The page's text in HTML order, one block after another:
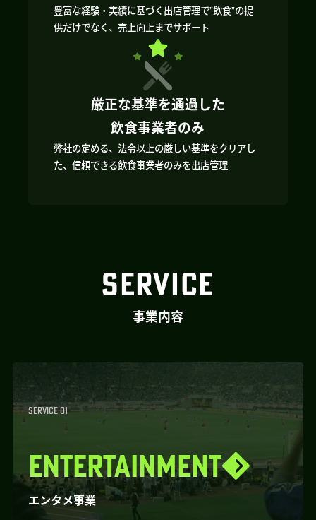
豊富な経験・実績に基づく出店管理で”飲食”の提
供だけでなく、売上向上までサポート
厳正な基準を通過した
飲食事業者のみ
弊社の定める、法令以上の厳しい基準をクリアし
た、信頼できる飲食事業者のみを出店管理
SERVICE
事業内容
SERVICE 01
ENTERTAINMENT
エンタメ事業